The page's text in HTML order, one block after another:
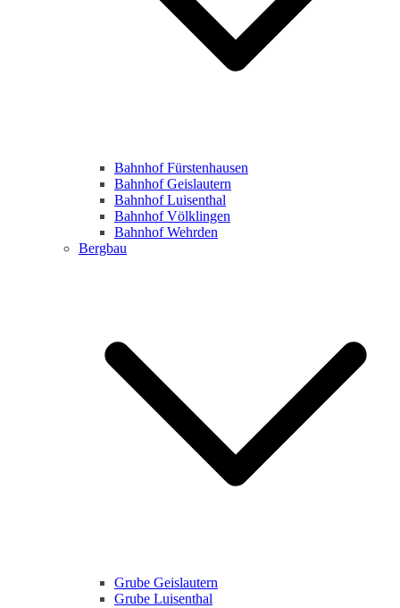
Bahnhof Fürstenhausen
Bahnhof Geislautern
Bahnhof Luisenthal
Bahnhof Völklingen
Bahnhof Wehrden
Bergbau
Grube Geislautern
Grube Luisenthal